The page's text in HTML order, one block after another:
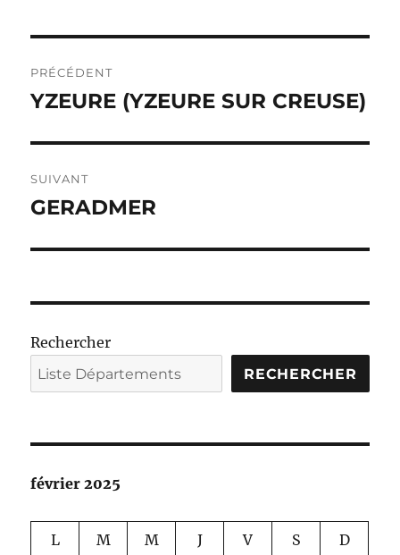
de
PRÉCÉDENT
Publication
YZEURE (YZEURE SUR CREUSE)
SUIVANT
Publication
GERADMER
Rechercher
RECHERCHER
février 2025
L M M J V S D